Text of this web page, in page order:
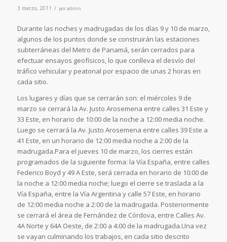
3 marzo, 2011 / poradmin
Durante las noches y madrugadas de los días 9 y 10 de marzo,
algunos de los puntos donde se construirán las estaciones
subterráneas del Metro de Panamá, serán cerrados para
efectuar ensayos geofísicos, lo que conlleva el desvío del
tráfico vehicular y peatonal por espacio de unas 2 horas en
cada sitio.
Los lugares y días que se cerrarán son: el miércoles 9 de
marzo se cerrará la Av. Justo Arosemena entre calles 31 Este y
33 Este, en horario de 10:00 de la noche a 12:00 media noche.
Luego se cerrará la Av. Justo Arosemena entre calles 39 Este a
41 Este, en un horario de 12:00 media noche a 2:00 de la
madrugada.Para el jueves 10 de marzo, los cierres están
programados de la siguiente forma: la Vía España, entre calles
Federico Boyd y 49 A Este, será cerrada en horario de 10:00 de
la noche a 12:00 media noche; luego el cierre se traslada a la
Vía España, entre la Vía Argentina y calle 57 Este, en horario
de 12:00 media noche a 2:00 de la madrugada. Posteriormente
se cerrará el área de Fernández de Córdova, entre Calles Av.
4A Norte y 64A Oeste, de 2:00 a 4:00 de la madrugada.Una vez
se vayan culminando los trabajos, en cada sitio descrito